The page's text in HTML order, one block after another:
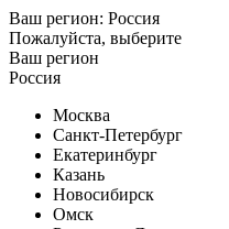
Ваш регион: Россия
Пожалуйста, выберите
Ваш регион
Россия
Москва
Санкт-Петербург
Екатеринбург
Казань
Новосибирск
Омск